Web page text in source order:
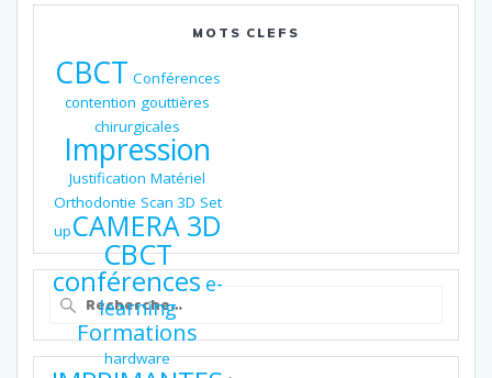
MOTS CLEFS
CBCT Conférences
contention gouttières
chirurgicales
Impression
Justification Matériel
Orthodontie Scan 3D Set
upCAMERA 3D
CBCT
conférences e-
learning
Formations
hardware
: